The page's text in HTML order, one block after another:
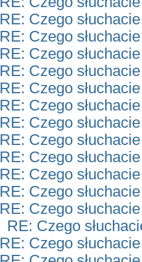
RE: Czego
RE: Czego
RE: Czego
RE: Czego
RE: Czego
RE: Czego
RE: Czego
RE: Czego
RE: Czego
RE: Czego
RE: Czego
RE: Czego
RE: Czego
RE: Czego